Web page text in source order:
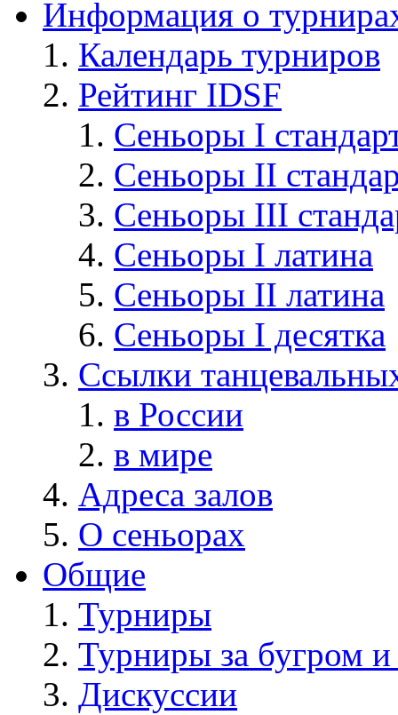
Информация о
Календарь турниров
Рейтинг IDSF
Сеньоры I
Сеньоры II
Сеньоры III
Сеньоры I латина
Сеньоры II латина
Сеньоры I десятка
Cсылки
в России
в мире
Адреса залов
О сеньорах
Общие
Турниры
Турниры за бугром
Дискуссии